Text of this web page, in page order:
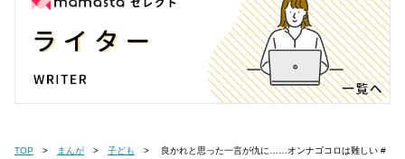
TOP まんが 子ども